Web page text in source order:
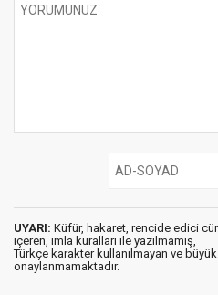
UYARI: Küfür, hakaret, rencide edici
içeren, imla kuralları ile yazılmamış,
Türkçe karakter kullanılmayan ve
onaylanmamaktadır.